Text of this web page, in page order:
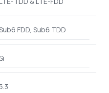
FDD, Sub6 TDD